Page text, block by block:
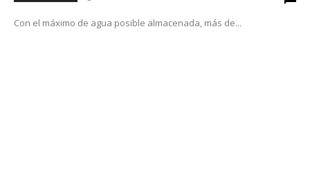
Con el máximo de agua posible almacenada, más de...